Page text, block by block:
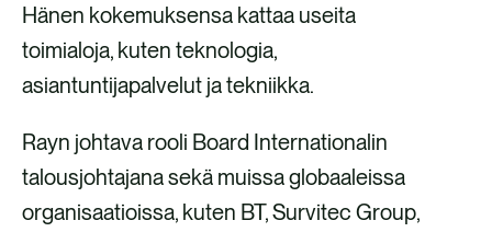
Hänen kokemuksensa kattaa useita
toimialoja, kuten teknologia,
asiantuntijapalvelut ja tekniikka.
Rayn johtava rooli Board Internationalin
talousjohtajana sekä muissa globaaleissa
organisaatioissa, kuten BT, Survitec Group,